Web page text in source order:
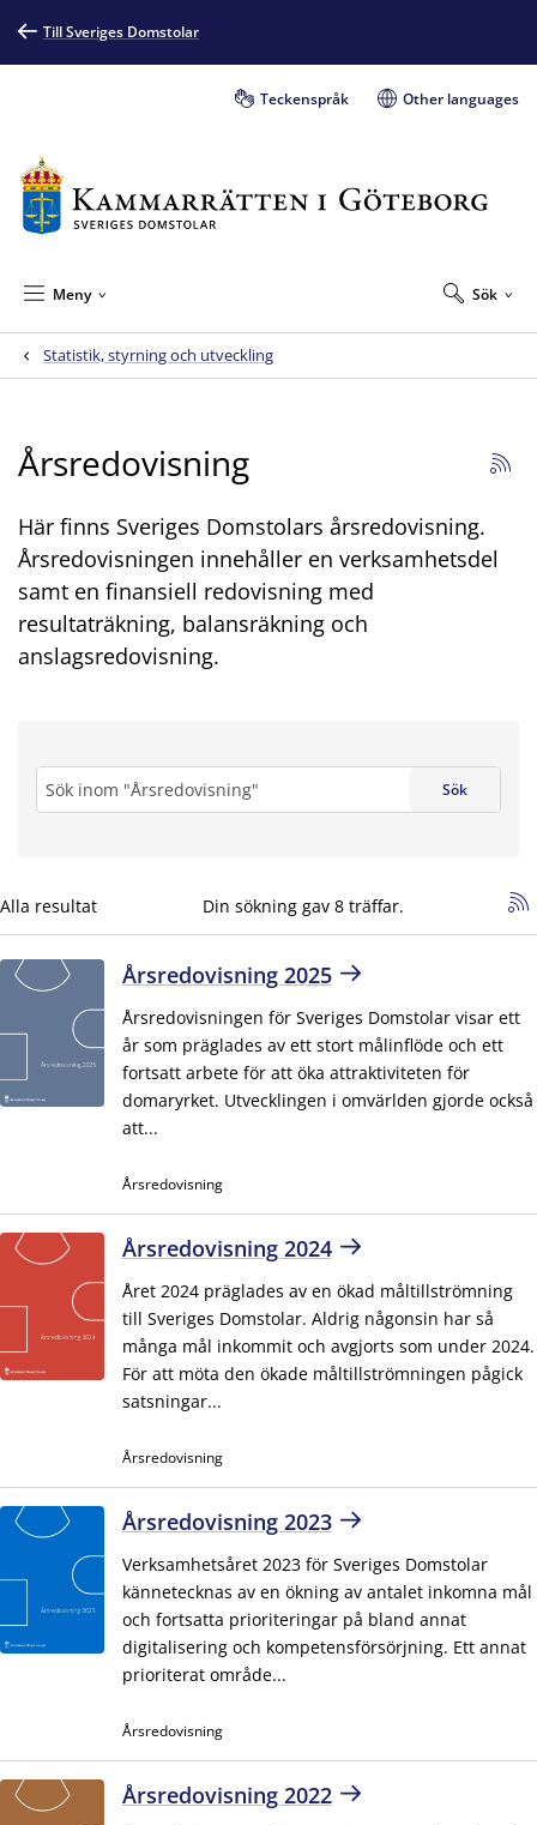
Till Sveriges Domstolar
Teckenspråk Other languages
Sök
Meny
Statistik, styrning och utveckling
Årsredovisning
Här finns Sveriges Domstolars årsredovisning.
Årsredovisningen innehåller en verksamhetsdel
samt en finansiell redovisning med
resultaträkning, balansräkning och
anslagsredovisning.
sökning *
Alla resultat Din sökning gav 8 träffar.
Årsredovisning 2025
Årsredovisningen för Sveriges Domstolar visar ett
år som präglades av ett stort målinflöde och ett
fortsatt arbete för att öka attraktiviteten för
domaryrket. Utvecklingen i omvärlden gjorde också
att...
Årsredovisning
Årsredovisning 2024
Året 2024 präglades av en ökad måltillströmning
till Sveriges Domstolar. Aldrig någonsin har så
många mål inkommit och avgjorts som under 2024.
För att möta den ökade måltillströmningen pågick
satsningar...
Årsredovisning
Årsredovisning 2023
Verksamhetsåret 2023 för Sveriges Domstolar
kännetecknas av en ökning av antalet inkomna mål
och fortsatta prioriteringar på bland annat
digitalisering och kompetensförsörjning. Ett annat
prioriterat område...
Årsredovisning
Årsredovisning 2022
Sök